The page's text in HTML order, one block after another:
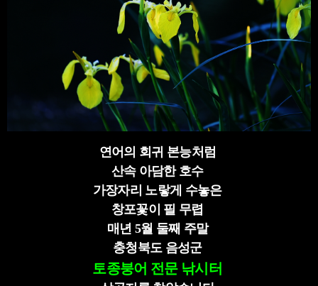
연어의 회귀 본능처럼
산속 아담한 호수
가장자리 노랗게 수놓은
창포꽃이 필 무렵
매년 5월 둘째 주말
충청북도 음성군
토종붕어 전문 낚시터